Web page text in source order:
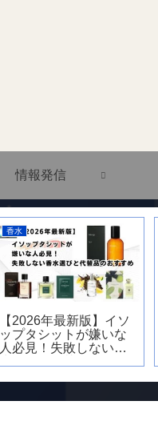
情報発信
香水
【2026年最新版】イソ
ップタシットが嫌いな
人必見！失敗しない香